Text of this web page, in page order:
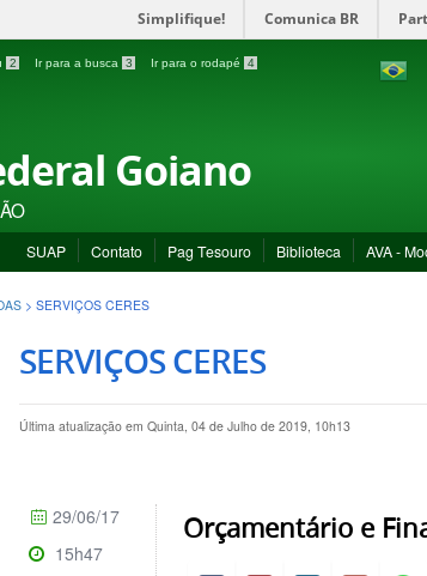
Simplifique! Comunica BR
2 Ir para a busca 3 Ir para o rodapé 4
Goiano
SUAP Contato Pag Tesouro Biblioteca AVA -
> SERVIÇOS CERES
SERVIÇOS CERES
Última atualização em Quinta, 04 de Julho de 2019, 10h13
Orçamentário e
29/06/17
15h47